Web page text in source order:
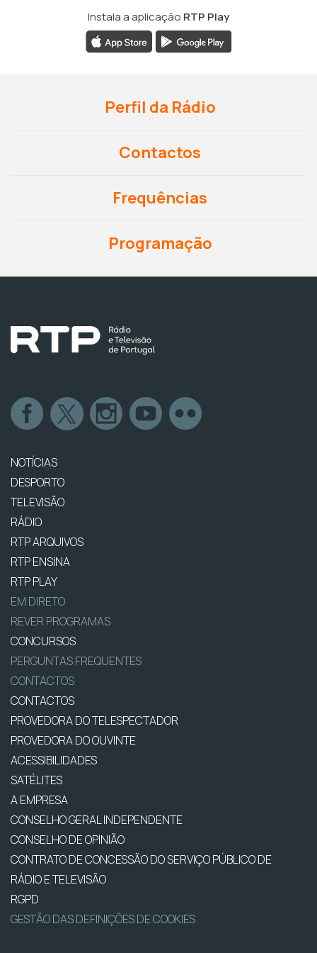
Instala a aplicação RTP Play
Perfil da Rádio
Contactos
Frequências
Programação
NOTÍCIAS
DESPORTO
TELEVISÃO
RÁDIO
RTP ARQUIVOS
RTP ENSINA
RTP PLAY
EM DIRETO
REVER PROGRAMAS
CONCURSOS
PERGUNTAS FREQUENTES
CONTACTOS
CONTACTOS
PROVEDORA DO TELESPECTADOR
PROVEDORA DO OUVINTE
ACESSIBILIDADES
SATÉLITES
A EMPRESA
CONSELHO GERAL INDEPENDENTE
CONSELHO DE OPINIÃO
CONTRATO DE CONCESSÃO DO SERVIÇO PÚBLICO DE
RÁDIO E TELEVISÃO
RGPD
GESTÃO DAS DEFINIÇÕES DE COOKIES